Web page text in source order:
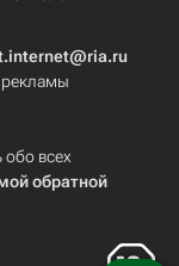
обо всех
обратной